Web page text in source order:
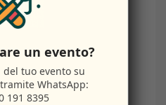
un evento?
tuo evento su
tramite WhatsApp:
191 8395